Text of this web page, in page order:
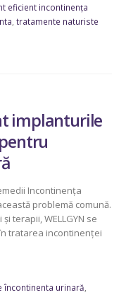
eficient incontinența
, tratamente naturiste
implanturile
Incontinența
problemă comună.
terapii, WELLGYN se
tratarea incontinenței
încontinenta urinară